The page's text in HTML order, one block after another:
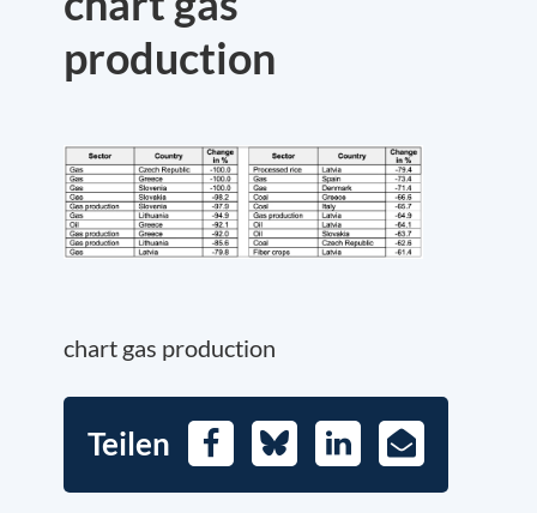
production
chart gas production
Teilen FacebookBlueskyLinkedIn
E-
Mail